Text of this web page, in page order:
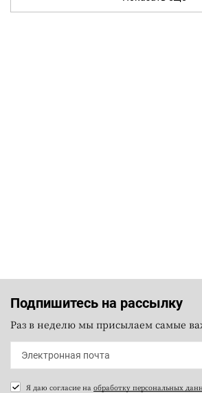
Подпишитесь на рассылку
Раз в неделю мы присылаем самые
Я даю согласие на обработку персональных